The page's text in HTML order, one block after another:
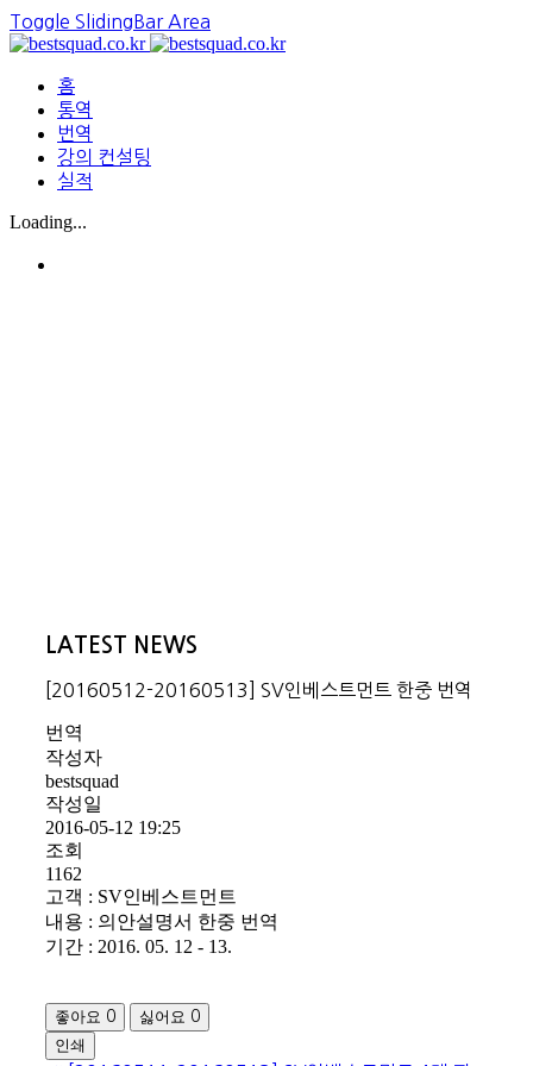
Toggle SlidingBar Area
홈
통역
번역
강의 컨설팅
실적
Loading...
LATEST NEWS
[20160512-20160513] SV인베스트먼트 한중 번역
번역
작성자
bestsquad
작성일
2016-05-12 19:25
조회
1162
고객 : SV인베스트먼트
내용 : 의안설명서 한중 번역
기간 : 2016. 05. 12 - 13.
좋아요 0 싫어요 0
인쇄